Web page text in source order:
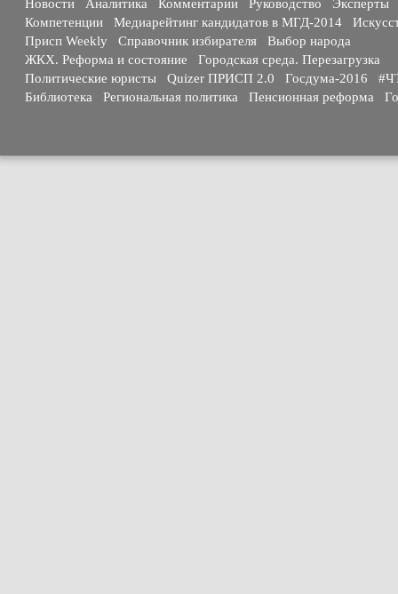
Новости Аналитика Комментарии Руководство
Эксперты
Компетенции
Медиарейтинг кандидатов в МГД-2014
Присп Weekly
Справочник избирателя
Выбор народа
ЖКХ. Реформа и состояние
Городская среда. Перезагрузка
Политические юристы
Quizer ПРИСП 2.0 Госдума-2016
Библиотека
Региональная политика Пенсионная реформа